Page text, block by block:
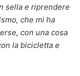
sella e riprendere
che mi ha
con una cosa
la bicicletta e